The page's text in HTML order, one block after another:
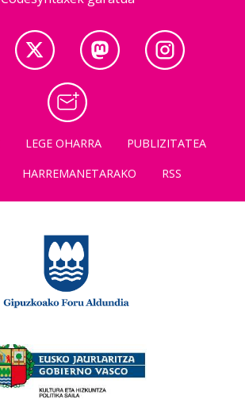
LEGE OHARRA
PUBLIZITATEA
HARREMANETARAKO RSS